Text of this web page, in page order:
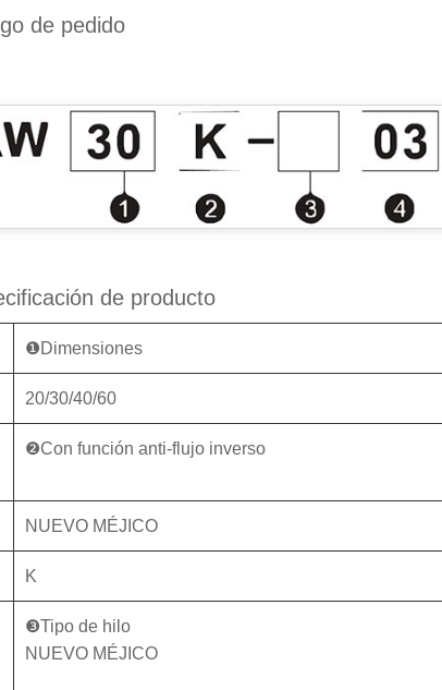
de pedido
de producto
❶Dimensiones
20/30/40/60
❷Con función anti-flujo inverso
NUEVO MÉJICO
K
❸Tipo de hilo
NUEVO MÉJICO